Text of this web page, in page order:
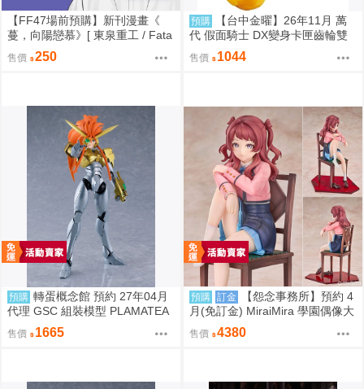
【FF47場前預購】新刊漫畫《
蔓，向陽戀慕》[ 東泉重工 / Fata
aa / 美鈴x手毬 / 秦谷美鈴 / 月村
手毬 / 學園偶像大師 / 全年齡 / 百
售價 250
預購
【台中金曜】26年11月 萬
代 假面騎士 DX變身卡匣齒輪雙
重版 0814
售價 1044
預購 轉蛋概念館 預約 27年04月
代理 GSC 組裝模型 PLAMATEA
勇者王 獅子王凱 約16公分 免訂
金
售價 1665
預購 訂金
【怨念事務所】預約 4
月(免訂金) MiraiMira 學園偶像大
師 花海咲季 雨後鳶尾花 特訓前V
er 1/7 0927
售價 4380